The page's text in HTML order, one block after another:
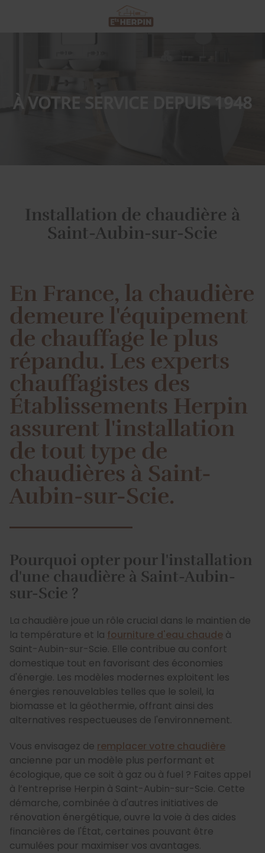
À VOTRE SERVICE DEPUIS 1948
Installation de chaudière à
Saint-Aubin-sur-Scie
En France, la chaudière
demeure l'équipement
de chauffage le plus
répandu. Les experts
chauffagistes des
Établissements Herpin
assurent l'installation
de tout type de
chaudières à Saint-
Aubin-sur-Scie.
Pourquoi opter pour l'installation
d'une chaudière à Saint-Aubin-
sur-Scie ?
La chaudière joue un rôle crucial dans le maintien de
la température et la fourniture d'eau chaude à
Saint-Aubin-sur-Scie. Elle contribue au confort
domestique tout en favorisant des économies
d'énergie. Les modèles modernes exploitent les
énergies renouvelables telles que le soleil, la
biomasse et la géothermie, offrant ainsi des
alternatives respectueuses de l'environnement.
Vous envisagez de remplacer votre chaudière
ancienne par un modèle plus performant et
écologique, que ce soit à gaz ou à fuel ? Faites appel
à l’entreprise Herpin à Saint-Aubin-sur-Scie. Cette
démarche, combinée à d'autres initiatives de
rénovation énergétique, ouvre la voie à des aides
financières de l'État, certaines pouvant être
cumulées pour maximiser vos avantages.